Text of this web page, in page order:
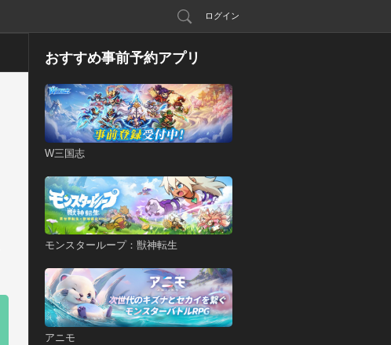
ログイン
おすすめ事前予約アプリ
W三国志
モンスターループ：獣神転生
アニモ